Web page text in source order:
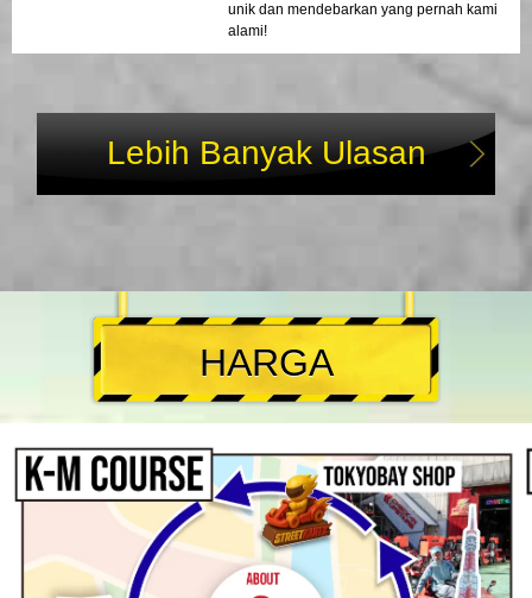
unik dan mendebarkan yang pernah kami
alami!
Lebih Banyak Ulasan
HARGA